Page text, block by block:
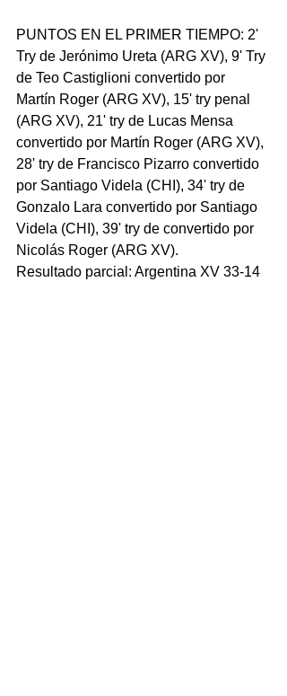
PUNTOS EN EL PRIMER TIEMPO: 2'
Try de Jerónimo Ureta (ARG XV), 9' Try
de Teo Castiglioni convertido por
Martín Roger (ARG XV), 15' try penal
(ARG XV), 21' try de Lucas Mensa
convertido por Martín Roger (ARG XV),
28' try de Francisco Pizarro convertido
por Santiago Videla (CHI), 34' try de
Gonzalo Lara convertido por Santiago
Videla (CHI), 39' try de convertido por
Nicolás Roger (ARG XV).
Resultado parcial: Argentina XV 33-14